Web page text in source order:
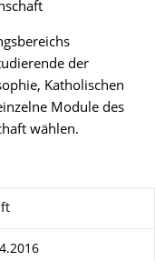
der
Katholischen
Module des
wählen.